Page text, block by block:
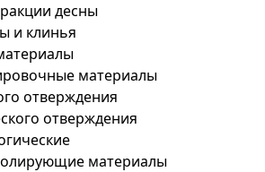
десны
и клинья
материалы
отверждения
отверждения
материалы